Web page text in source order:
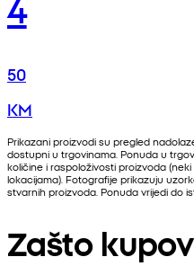
50
KM
Prikazani proizvodi su pregled
dostupni u trgovinama. Ponuda u
količine i raspoloživosti proizvoda
lokacijama). Fotografije prikazuju
stvarnih proizvoda. Ponuda vrijedi do
Zašto